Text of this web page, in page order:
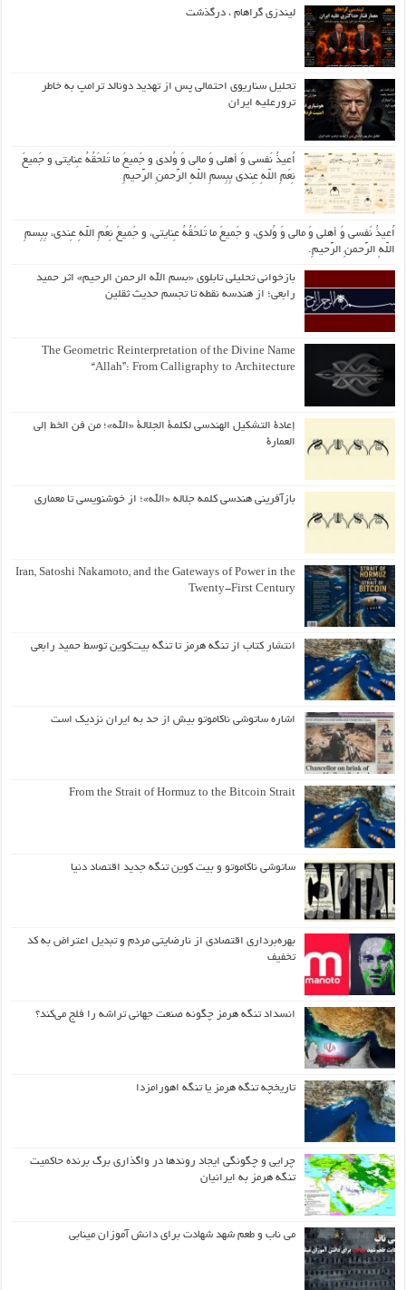
لیندزی گراهام ، درگذشت
تحلیل سناریوی احتمالی پس از تهدید دونالد ترامپ به خاطر
ترورعلیه ایران
اُعیذُ نَفسی وَ أهلی وَ مالی وَ وُلدی و جَمیعَ ما تَلحَقُهُ عِنایتی و جَمیعَ
نِعَمِ اللّهِ عِندی بِبِسمِ اللّهِ الرَّحمنِ الرَّحیمِ
اُعیذُ نَفسی وَ أهلی وَ مالی وَ وُلدی، و جَمیعَ ما تَلحَقُهُ عِنایتی، و جَمیعَ نِعَمِ اللّهِ عِندی، بِبِسمِ
اللّهِ الرَّحمنِ الرَّحیمِ.
بازخوانی تحلیلی تابلوی «بسم الله الرحمن الرحیم» اثر حمید
رابعی؛ از هندسه نقطه تا تجسم حدیث ثقلین
The Geometric Reinterpretation of the Divine Name
“Allah”: From Calligraphy to Architecture
إعادة التشكيل الهندسي لكلمة الجلالة «الله»؛ من فن الخط إلى
العمارة
بازآفرینی هندسی کلمه جلاله «الله»؛ از خوشنویسی تا معماری
Iran, Satoshi Nakamoto, and the Gateways of Power in the
Twenty-First Century
انتشار کتاب از تنگه هرمز تا تنگه بیت‌کوین توسط حمید رابعی
اشاره ساتوشی ناکاموتو بیش از حد به ایران نزدیک است
From the Strait of Hormuz to the Bitcoin Strait
ساتوشی ناکاموتو و بیت کوین تنگه جدید اقتصاد دنیا
بهره‌برداری اقتصادی از نارضایتی مردم و تبدیل اعتراض به کد
تخفیف
انسداد تنگه هرمز چگونه صنعت جهانی تراشه را فلج می‌کند؟
تاریخچه تنگه هرمز یا تنگه اهورامزدا
چرایی و چگونگی ایجاد روندها در واگذاری برگ برنده حاکمیت
تنگه هرمز به ایرانیان
می ناب و طعم شهد شهادت برای دانش آموزان مینابی